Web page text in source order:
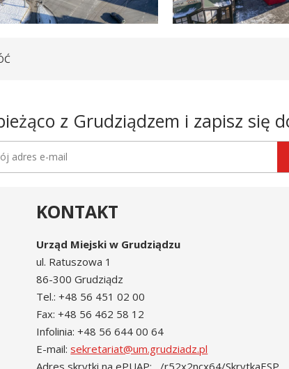
z Grudziądzem i zapisz się
e-mail
KONTAKT
Urząd Miejski w Grudziądzu
ul. Ratuszowa 1
86-300 Grudziądz
Tel.: +48 56 451 02 00
Fax: +48 56 462 58 12
Infolinia: +48 56 644 00 64
E-mail:sekretariat@um.grudziadz.pl
Adres skrytki na ePUAP: /r52x2ncx64/SkrytkaESP